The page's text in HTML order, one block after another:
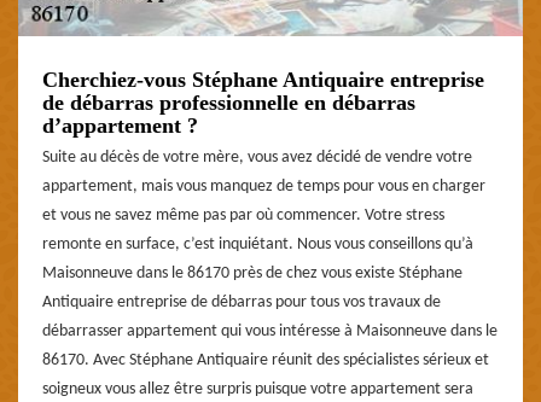
Cherchiez-vous Stéphane Antiquaire entreprise
de débarras professionnelle en débarras
d’appartement ?
Suite au décès de votre mère, vous avez décidé de vendre votre
appartement, mais vous manquez de temps pour vous en charger
et vous ne savez même pas par où commencer. Votre stress
remonte en surface, c’est inquiétant. Nous vous conseillons qu’à
Maisonneuve dans le 86170 près de chez vous existe Stéphane
Antiquaire entreprise de débarras pour tous vos travaux de
débarrasser appartement qui vous intéresse à Maisonneuve dans le
86170. Avec Stéphane Antiquaire réunit des spécialistes sérieux et
soigneux vous allez être surpris puisque votre appartement sera